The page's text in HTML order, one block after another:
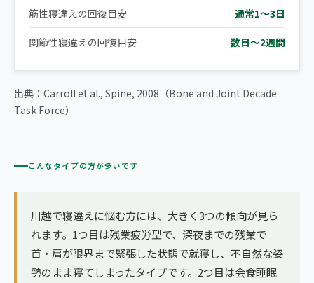
筋性寝違えの回復目安 通常1〜3日
関節性寝違えの回復目安 数日〜2週間
出典：Carroll et al., Spine, 2008（Bone and Joint Decade
Task Force）
こんなタイプの方が多いです
川越で寝違えに悩む方には、大きく3つの傾向が見ら
れます。1つ目は残業疲労型で、深夜までの残業で
首・肩が限界まで緊張した状態で就寝し、不自然な姿
勢のまま寝てしまったタイプです。2つ目は会食睡眠